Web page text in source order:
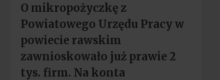
O mikropożyczkę z
Powiatowego Urzędu Pracy w
powiecie rawskim
zawnioskowało już prawie 2
tys. firm. Na konta